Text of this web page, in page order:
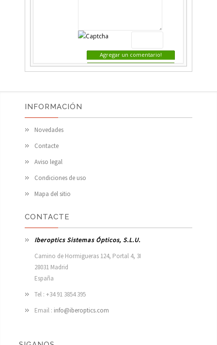
Agregar un comentario!
INFORMACIÓN
Novedades
Contacte
Aviso legal
Condiciones de uso
Mapa del sitio
CONTACTE
Iberoptics Sistemas Ópticos, S.L.U.
Camino de Hormigueras 124, Portal 4, 3I
28031 Madrid
España
Tel : +34 91 3854 395
Email : info@iberoptics.com